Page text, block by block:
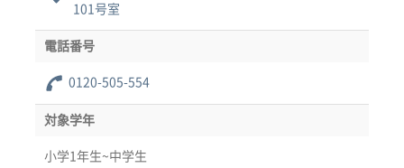
101号室
電話番号
0120-505-554
対象学年
小学1年生~中学生